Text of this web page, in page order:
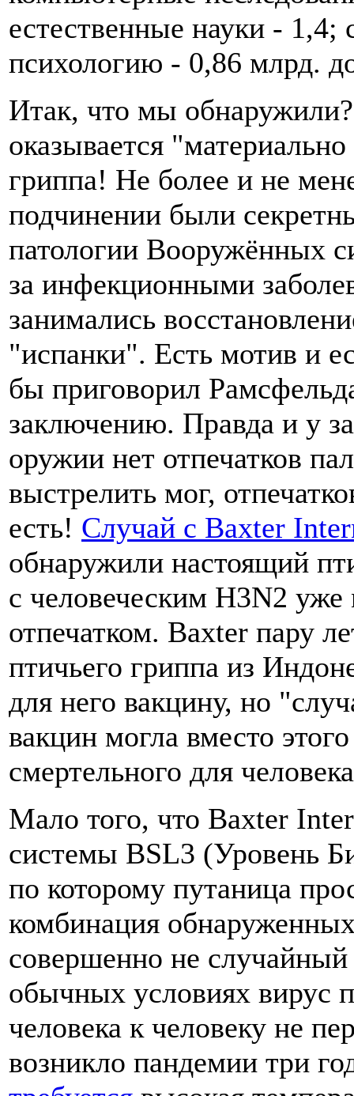
естественные науки -
психологию - 0,86 млрд.
Итак, что мы
оказывается
гриппа! Не более и не
подчинении были
патологии Вооружённых
за инфекционными
занимались
"испанки". Есть мотив и
бы приговорил
заключению. Правда и у
оружии нет отпечатков
выстрелить мог,
есть! Случай с Baxter
обнаружили настоящий
с человеческим H3N2
отпечатком. Baxter пару
птичьего гриппа из
для него вакцину, но
вакцин могла вместо
смертельного для
Мало того, что Baxter
системы BSL3 (Уровень
по которому путаница
комбинация
совершенно не
обычных условиях вирус
человека к человеку не
возникло пандемии три